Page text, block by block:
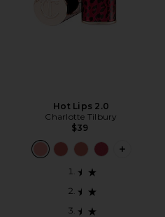
Hot Lips 2.0
Charlotte Tilbury
$39
PLUS